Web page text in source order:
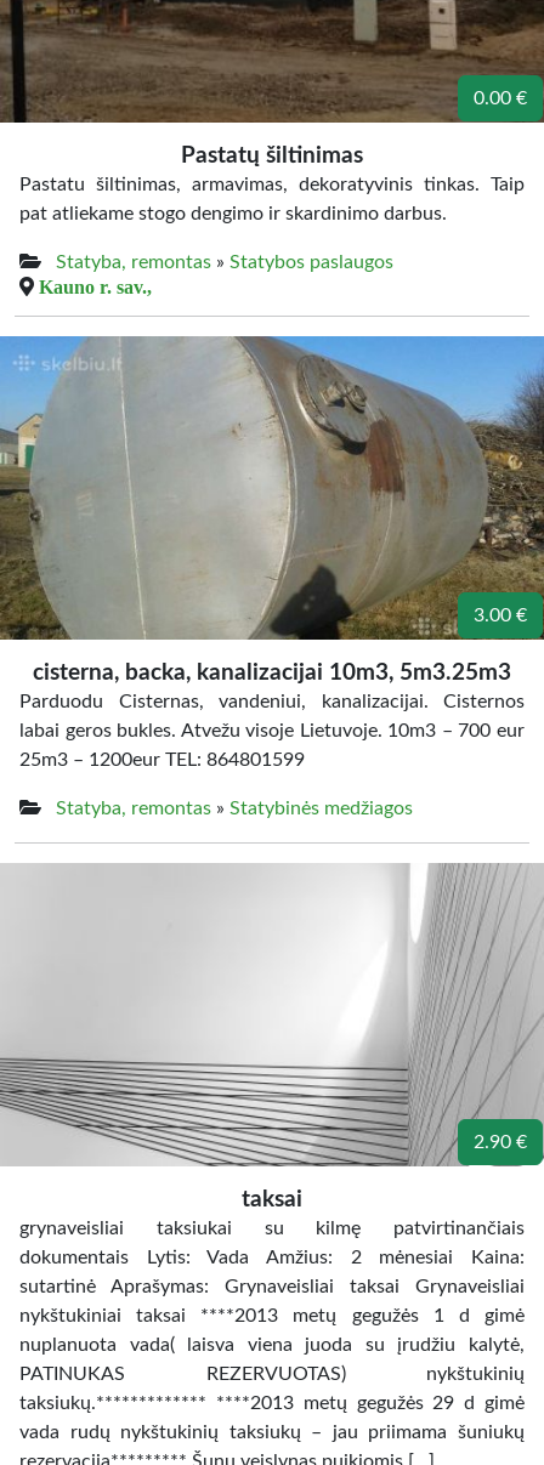
0.00 €
Pastatų šiltinimas
Pastatu šiltinimas, armavimas, dekoratyvinis tinkas. Taip
pat atliekame stogo dengimo ir skardinimo darbus.
Statyba, remontas » Statybos paslaugos
Kauno r. sav.,
3.00 €
cisterna, backa, kanalizacijai 10m3, 5m3.25m3
Parduodu Cisternas, vandeniui, kanalizacijai. Cisternos
labai geros bukles. Atvežu visoje Lietuvoje. 10m3 – 700 eur
25m3 – 1200eur TEL: 864801599
Statyba, remontas » Statybinės medžiagos
2.90 €
taksai
grynaveisliai taksiukai su kilmę patvirtinančiais
dokumentais Lytis: Vada Amžius: 2 mėnesiai Kaina:
sutartinė Aprašymas: Grynaveisliai taksai Grynaveisliai
nykštukiniai taksai ****2013 metų gegužės 1 d gimė
nuplanuota vada( laisva viena juoda su įrudžiu kalytė,
PATINUKAS REZERVUOTAS) nykštukinių
taksiukų.************* ****2013 metų gegužės 29 d gimė
vada rudų nykštukinių taksiukų – jau priimama šuniukų